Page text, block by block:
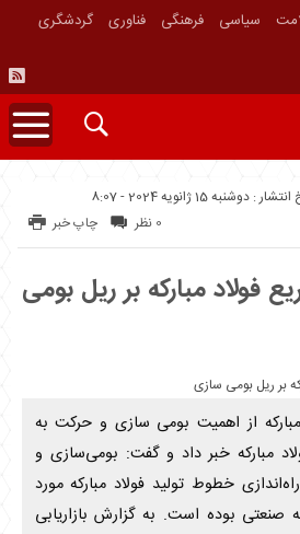
سیاسی فرهنگی فناوری
گردشگری
: دوشنبه 15 ژانویه 2024 - 8:07
چاپ خبر 0 نظر
فولاد مبارکه بر ریل بومی
از اهمیت بومی سازی و حرکت به
مبارکه خبر داد و گفت: بومی‌سازی و
خطوط تولید فولاد مبارکه مورد
صنعتی بوده است. به گزارش بازاریابی